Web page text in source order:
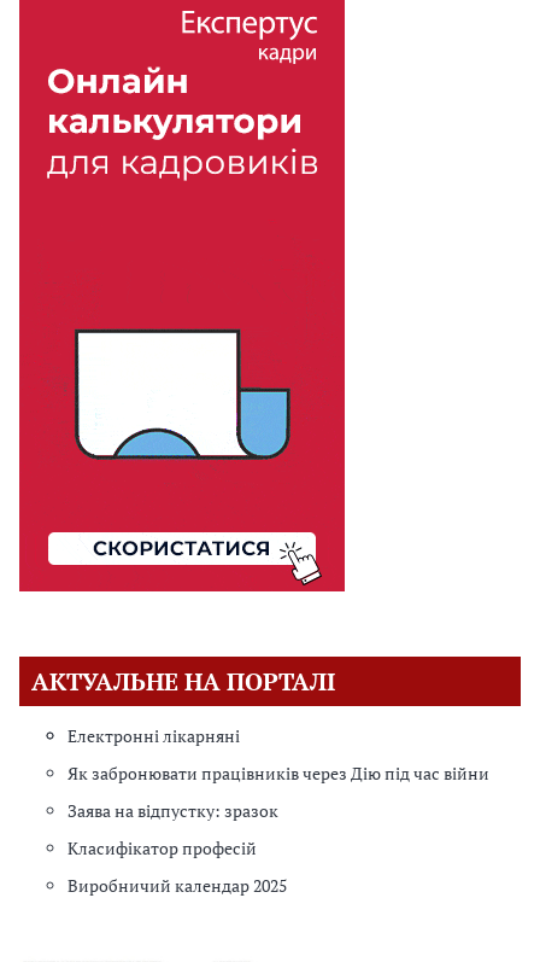
АКТУАЛЬНЕ НА ПОРТАЛІ
Електронні лікарняні
Як забронювати працівників через Дію під час війни
Заява на відпустку: зразок
Класифікатор професій
Виробничий календар 2025